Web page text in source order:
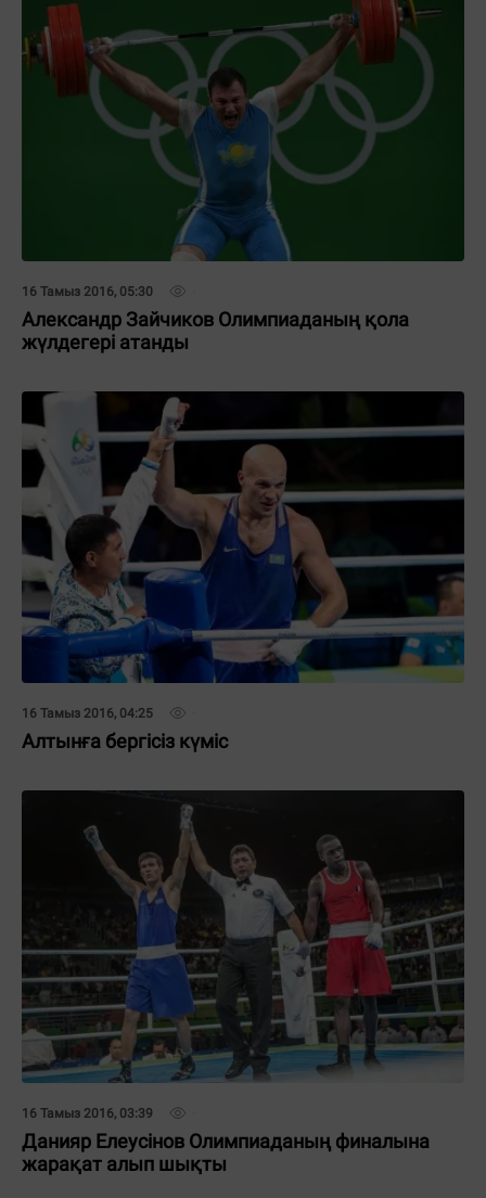
16 Тамыз 2016, 05:30
Александр Зайчиков Олимпиаданың қола
жүлдегері атанды
16 Тамыз 2016, 04:25
Алтынға бергісіз күміс
16 Тамыз 2016, 03:39
Данияр Елеусінов Олимпиаданың финалына
жарақат алып шықты